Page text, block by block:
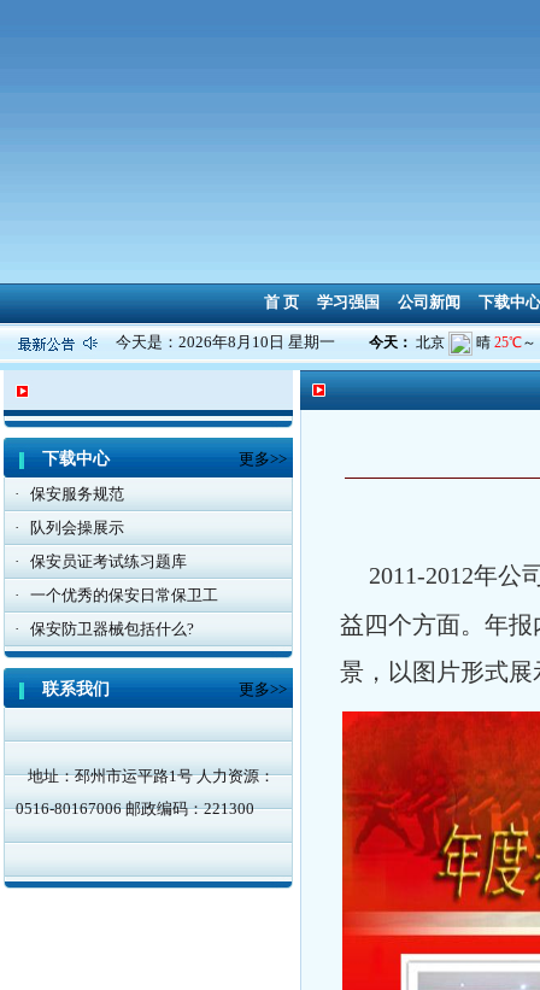
首 页 学习强国 公司新闻 下载中心
今天是：2026年8月10日 星期一
下载中心
更多>>
·
保安服务规范
·
队列会操展示
·
保安员证考试练习题库
·
一个优秀的保安日常保卫工
·
保安防卫器械包括什么?
联系我们 更多>>
地址：邳州市运平路1号 人力资源：
0516-80167006 邮政编码：221300
2011-2012年公
益四个方面。年
景，以图片形式